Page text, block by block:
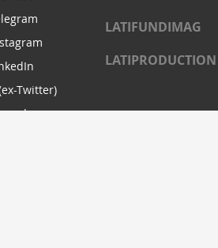
Twitter)
LATIFUNDIMAG
LATIPRODUCTION